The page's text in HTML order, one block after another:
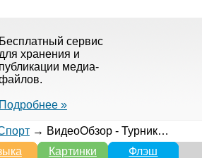
Бесплатный сервис
для хранения и
публикации медиа-
Подробнее »
→ ВидеоОбзор - Турникмен у которого не стоит!
Картинки
Флэш